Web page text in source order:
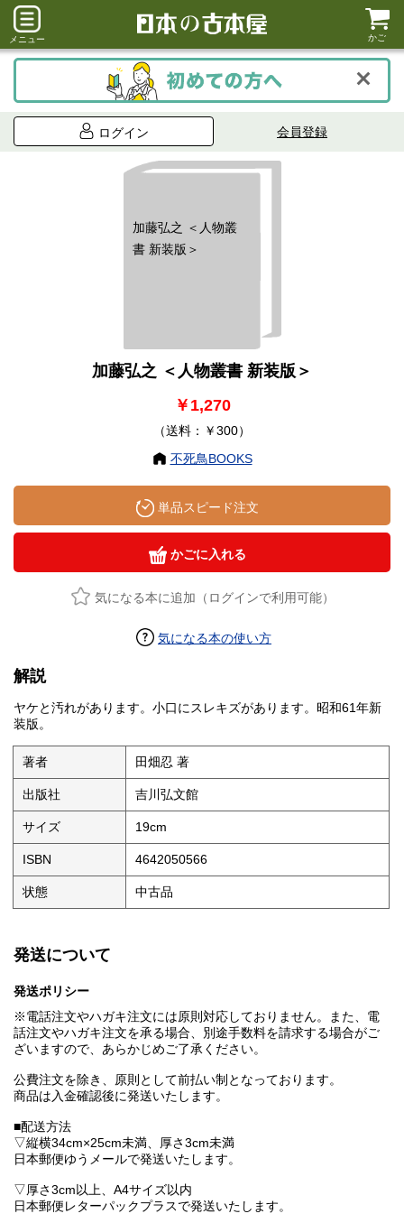
メニュー かご
ログイン 会員登録
加藤弘之 ＜人物叢
書 新装版＞
加藤弘之 ＜人物叢書 新装版＞
￥1,270
（送料：￥300）
不死鳥BOOKS
単品スピード注文
かごに入れる
気になる本に追加（ログインで利用可能）
気になる本の使い方
解説
ヤケと汚れがあります。小口にスレキズがあります。昭和61年新
装版。
著者 田畑忍 著
出版社 吉川弘文館
サイズ 19cm
ISBN 4642050566
状態 中古品
発送について
発送ポリシー
※電話注文やハガキ注文には原則対応しておりません。また、電
話注文やハガキ注文を承る場合、別途手数料を請求する場合がご
ざいますので、あらかじめご了承ください。
公費注文を除き、原則として前払い制となっております。
商品は入金確認後に発送いたします。
■配送方法
▽縦横34cm×25cm未満、厚さ3cm未満
日本郵便ゆうメールで発送いたします。
▽厚さ3cm以上、A4サイズ以内
日本郵便レターパックプラスで発送いたします。